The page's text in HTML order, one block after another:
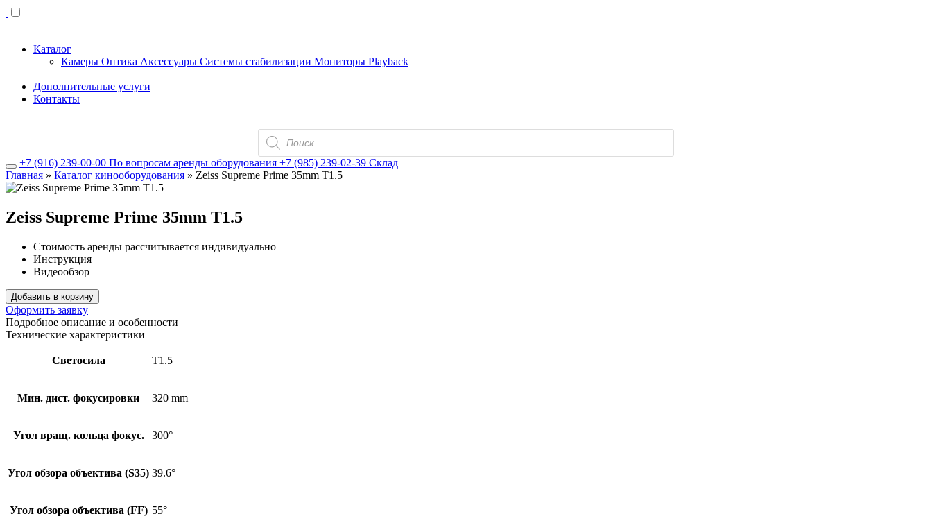
Каталог
Камеры Оптика Аксессуары Системы стабилизации Мониторы Playback
Дополнительные услуги
Контакты
Поиск
товаров
+7 (916) 239-00-00 По вопросам аренды оборудования +7 (985) 239-02-39 Склад
Главная » Каталог кинооборудования » Zeiss Supreme Prime 35mm T1.5
Zeiss Supreme Prime 35mm T1.5
Стоимость аренды рассчитывается индивидуально
Инструкция
Видеообзор
Добавить в корзину
Оформить заявку
Подробное описание и особенности
Технические характеристики
Светосила T1.5
Мин. дист. фокусировки 320 mm
Угол вращ. кольца фокус. 300°
Угол обзора объектива (S35) 39.6°
Угол обзора объектива (FF) 55°